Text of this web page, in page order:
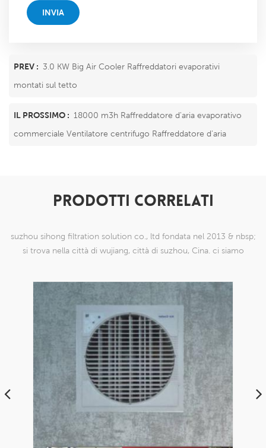
INVIA
PREV : 3.0 KW Big Air Cooler Raffreddatori evaporativi
montati sul tetto
IL PROSSIMO : 18000 m3h Raffreddatore d'aria evaporativo
commerciale Ventilatore centrifugo Raffreddatore d'aria
PRODOTTI CORRELATI
suzhou sihong filtration solution co., ltd fondata nel 2013 & nbsp;
si trova nella città di wujiang, città di suzhou, Cina. ci siamo